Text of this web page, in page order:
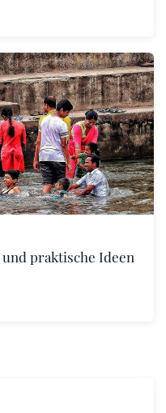
praktische Ideen